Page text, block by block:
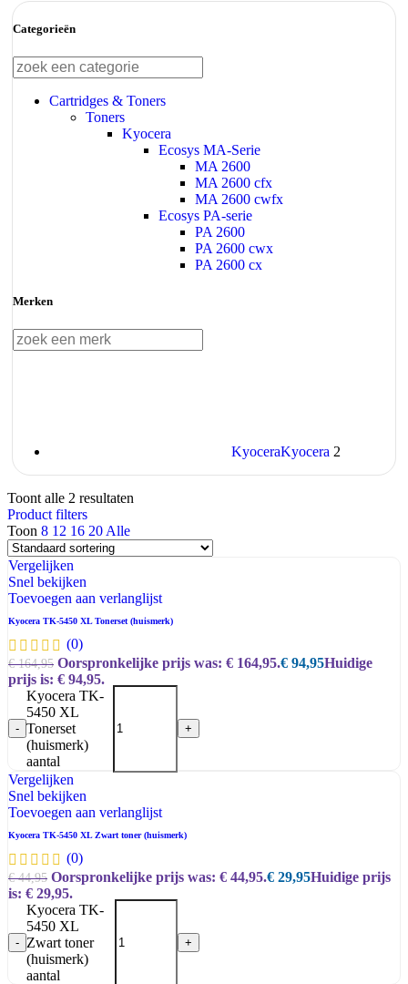
Categorieën
Cartridges & Toners
Toners
Kyocera
Ecosys MA-Serie
MA 2600
MA 2600 cfx
MA 2600 cwfx
Ecosys PA-serie
PA 2600
PA 2600 cwx
PA 2600 cx
Merken
KyoceraKyocera 2
Toont alle 2 resultaten
Product filters
Toon 8 12 16 20 Alle
Vergelijken
Snel bekijken
Toevoegen aan verlanglijst
Kyocera TK-5450 XL Tonerset (huismerk)
(0)
€164,95 Oorspronkelijke prijs was: € 164,95.€ 94,95Huidige
prijs is: € 94,95.
-
Kyocera TK-
5450 XL
Tonerset
(huismerk)
aantal
+
Vergelijken
Snel bekijken
Toevoegen aan verlanglijst
Kyocera TK-5450 XL Zwart toner (huismerk)
(0)
€44,95 Oorspronkelijke prijs was: € 44,95.€ 29,95Huidige prijs
is: € 29,95.
-
Kyocera TK-
5450 XL
Zwart toner
(huismerk)
aantal
+